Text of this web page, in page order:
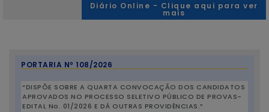
Diário Online - Clique aqui para ver
mais
PORTARIA Nº 108/2026
“DISPÕE SOBRE A QUARTA CONVOCAÇÃO DOS CANDIDATOS
APROVADOS NO PROCESSO SELETIVO PÚBLICO DE PROVAS-
EDITAL No. 01/2026 E DÁ OUTRAS PROVIDÊNCIAS.”